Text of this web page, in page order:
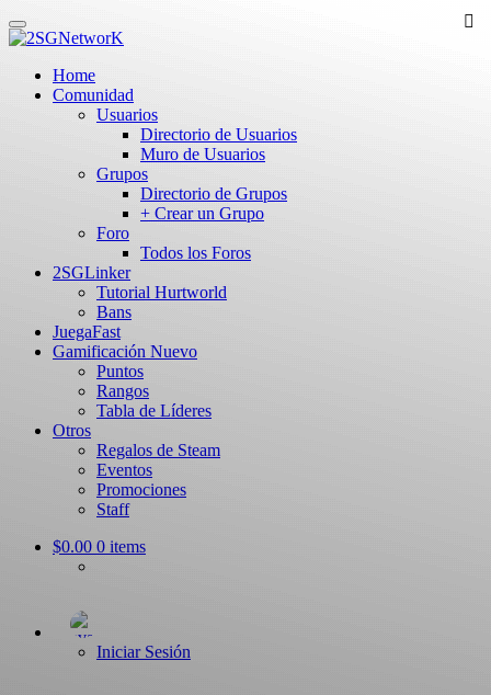
Skip
to
contentHome
Comunidad
Usuarios
Directorio de Usuarios
Muro de Usuarios
Grupos
Directorio de Grupos
+ Crear un Grupo
Foro
Todos los Foros
2SGLinker
Tutorial Hurtworld
Bans
JuegaFast
Gamificación Nuevo
Puntos
Rangos
Tabla de Líderes
Otros
Regalos de Steam
Eventos
Promociones
Staff
$0.00 0 items
Iniciar Sesión